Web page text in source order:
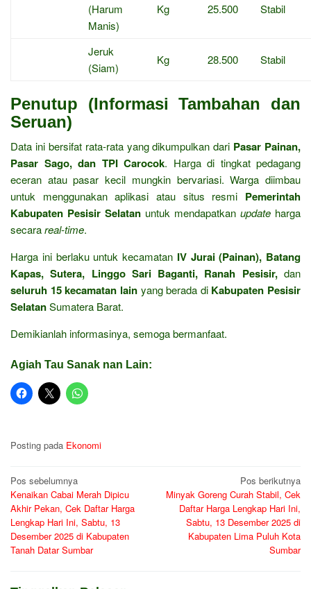
(Harum
Manis)
Kg 25.500 Stabil
Jeruk
(Siam)
Kg 28.500 Stabil
Penutup (Informasi Tambahan dan
Seruan)
Data ini bersifat rata-rata yang dikumpulkan dari Pasar Painan,
Pasar Sago, dan TPI Carocok. Harga di tingkat pedagang
eceran atau pasar kecil mungkin bervariasi. Warga diimbau
untuk menggunakan aplikasi atau situs resmi Pemerintah
Kabupaten Pesisir Selatan untuk mendapatkan update harga
secarareal-time.
Harga ini berlaku untuk kecamatan IV Jurai (Painan), Batang
Kapas, Sutera, Linggo Sari Baganti, Ranah Pesisir,dan
seluruh 15 kecamatan lainyang berada di Kabupaten Pesisir
SelatanSumatera Barat.
Demikianlah informasinya, semoga bermanfaat.
Agiah Tau Sanak nan Lain:
Posting pada Ekonomi
Navigasi
pos
Pos sebelumnya
Kenaikan Cabai Merah Dipicu
Akhir Pekan, Cek Daftar Harga
Lengkap Hari Ini, Sabtu, 13
Desember 2025 di Kabupaten
Tanah Datar Sumbar
Pos berikutnya
Minyak Goreng Curah Stabil, Cek
Daftar Harga Lengkap Hari Ini,
Sabtu, 13 Desember 2025 di
Kabupaten Lima Puluh Kota
Sumbar